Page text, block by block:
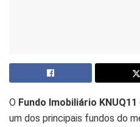
O Fundo Imobiliário KNUQ11
um dos principais fundos do